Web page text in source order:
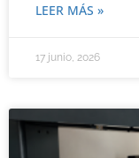
LEER MÁS »
17 junio, 2026